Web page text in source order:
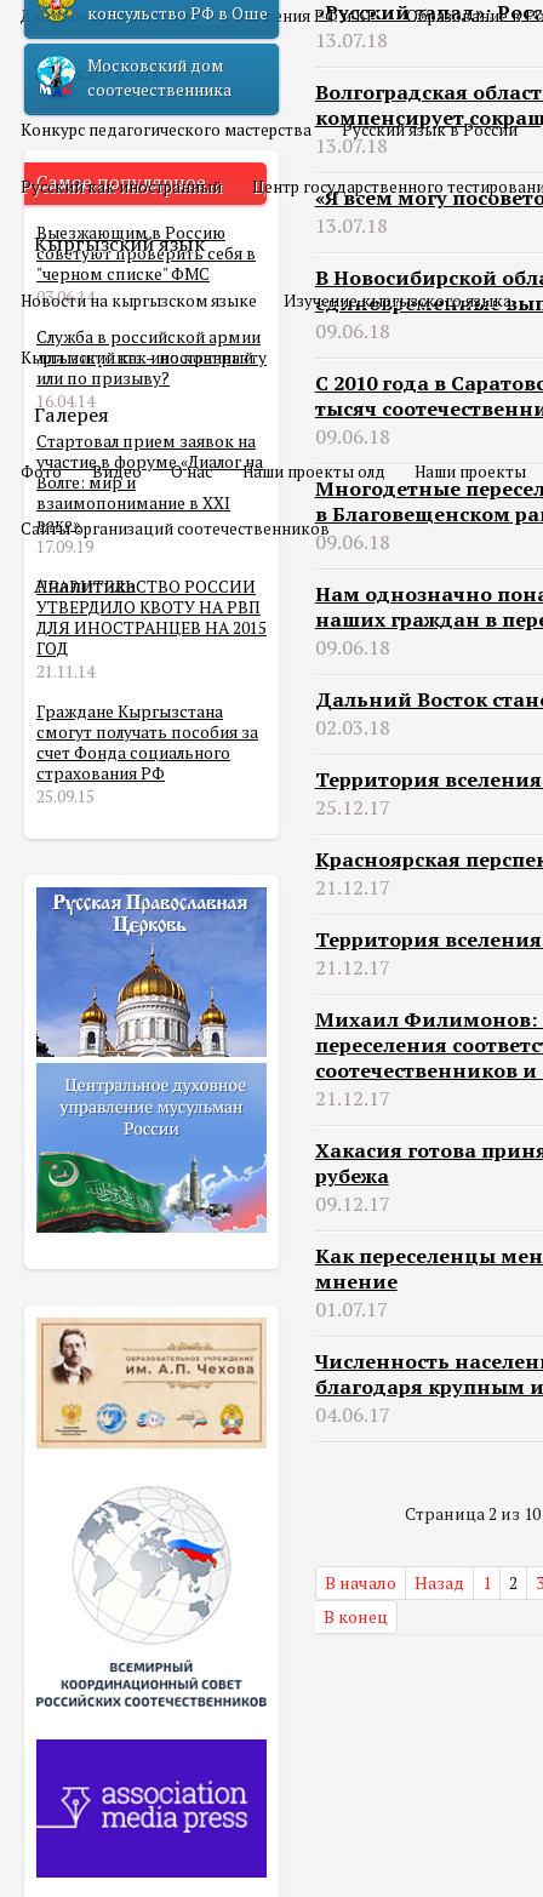
Двойное гражданство Отношения РФ и КР Образование в
Русский язык
Конкурс педагогического мастерства Русский язык в России
Русский как иностранный Центр государственного
Кыргызский язык
Новости на кыргызском языке Изучение кыргызского языка
Кыргызский как иностранный
Галерея
Фото Видео О нас Наши проекты олд Наши проекты
Сайты организаций соотечественников
Аналитика
консульство РФ в Оше
Московский дом
соотечественника
Самое популярное
Выезжающим в Россию
советуют проверить себя в
"черном списке" ФМС
03.06.14
Служба в российской армии
для мигранта – по контракту
или по призыву?
16.04.14
Стартовал прием заявок на
участие в форуме «Диалог на
Волге: мир и
взаимопонимание в XXI
веке»
17.09.19
ПРАВИТЕЛЬСТВО РОССИИ
УТВЕРДИЛО КВОТУ НА РВП
ДЛЯ ИНОСТРАНЦЕВ НА 2015
ГОД
21.11.14
Граждане Кыргызстана
смогут получать пособия за
счет Фонда социального
страхования РФ
25.09.15
«Русский запад»:
13.07.18
Волгоградская
компенсирует
13.07.18
«Я всем могу
13.07.18
В Новосибирской
единовременные
09.06.18
С 2010 года в
тысяч
09.06.18
Многодетные
в Благовещенском
09.06.18
Нам однозначно
наших граждан в
09.06.18
Дальний Восток
02.03.18
Территория
25.12.17
Красноярская
21.12.17
Территория
21.12.17
Михаил Филимонов:
переселения
соотечественников и
21.12.17
Хакасия готова
рубежа
09.12.17
Как переселенцы
мнение
01.07.17
Численность
благодаря крупным
04.06.17
Страница 2 из 10
В начало Назад 1 2
3
В конец